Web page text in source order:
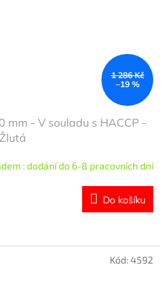
1 286 Kč
–19 %
mm - V souladu s HACCP -
Žlutá
: dodání do 6-8 pracovních dní
Do košíku
Kód:4592